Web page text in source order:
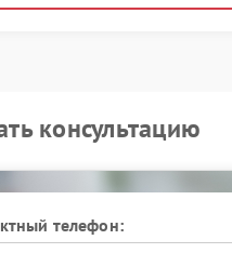
консультацию
телефон: